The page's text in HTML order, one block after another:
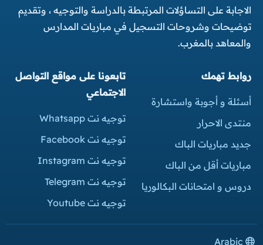
الاجابة على التساؤلات المرتبطة بالدراسة والتوجيه ، وتقديم
توضيحات وشروحات التسجيل في مباريات المدارس
والمعاهد بالمغرب.
روابط تهمك
أسئلة و أجوبة واستشارة
منتدى الاحرار
جديد مباريات الباك
مباريات أقل من الباك
دروس و امتحانات البكالوريا
تابعونا على مواقع التواصل
الاجتماعي
توجيه نت Whatsapp
توجيه نت Facebook
توجيه نت Instagram
توجيه نت Telegram
توجيه نت Youtube